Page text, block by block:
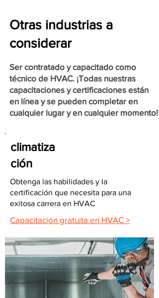
Otras industrias a
considerar
Ser contratado y capacitado como
técnico de HVAC. ¡Todas nuestras
capacitaciones y certificaciones están
en línea y se pueden completar en
cualquier lugar y en cualquier momento!
climatiza
ción
Obtenga las habilidades y la
certificación que necesita para una
exitosa carrera en HVAC
Capacitación gratuita en HVAC >